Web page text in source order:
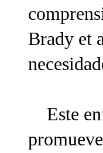
Brady et
Este